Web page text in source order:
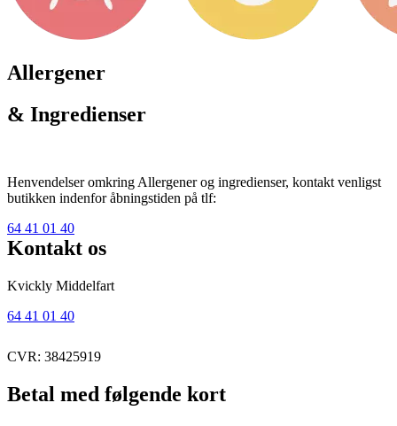
Allergener
& Ingredienser
Henvendelser omkring Allergener og ingredienser, kontakt venligst
butikken indenfor åbningstiden på tlf:
64 41 01 40
Kontakt os
Kvickly Middelfart
64 41 01 40
CVR: 38425919
Betal med følgende kort